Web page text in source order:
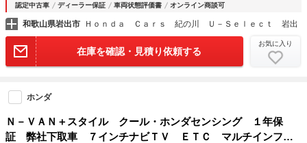
認定中古車 ディーラー保証 車両状態評価書 オンライン商談可
和歌山県岩出市 Ｈｏｎｄａ Ｃａｒｓ 紀の川 Ｕ－Ｓｅｌｅｃｔ 岩出
在庫を確認・見積り依頼する
お気に入り
ホンダ
Ｎ－ＶＡＮ＋スタイル クール・ホンダセンシング １年保
証 弊社下取車 ７インチナビＴＶ ＥＴＣ マルチインフォ